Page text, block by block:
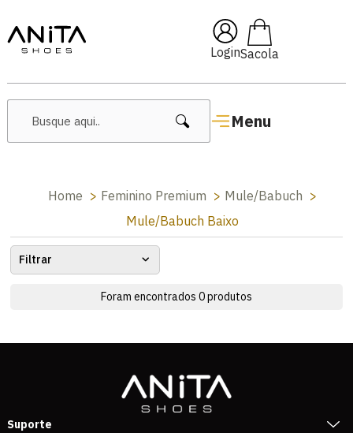
Login
Menu
🔥 Lançamentos Femininos
Home Feminino Premium
Mule/Babuch
Mule/Babuch Baixo
Filtrar
Foram encontrados 0produtos
Suporte